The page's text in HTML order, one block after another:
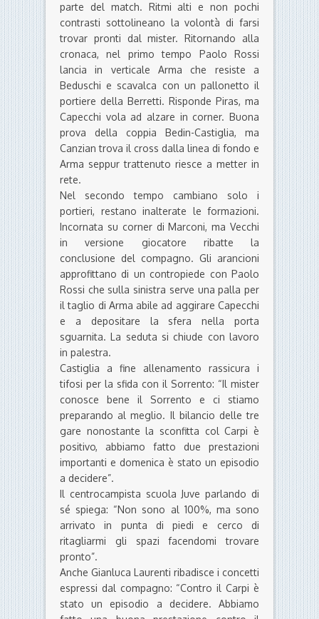
parte del match. Ritmi alti e non pochi
contrasti sottolineano la volontà di farsi
trovar pronti dal mister. Ritornando alla
cronaca, nel primo tempo Paolo Rossi
lancia in verticale Arma che resiste a
Beduschi e scavalca con un pallonetto il
portiere della Berretti. Risponde Piras, ma
Capecchi vola ad alzare in corner. Buona
prova della coppia Bedin-Castiglia, ma
Canzian trova il cross dalla linea di fondo e
Arma seppur trattenuto riesce a metter in
rete.
Nel secondo tempo cambiano solo i
portieri, restano inalterate le formazioni.
Incornata su corner di Marconi, ma Vecchi
in versione giocatore ribatte la
conclusione del compagno. Gli arancioni
approfittano di un contropiede con Paolo
Rossi che sulla sinistra serve una palla per
il taglio di Arma abile ad aggirare Capecchi
e a depositare la sfera nella porta
sguarnita. La seduta si chiude con lavoro
in palestra.
Castiglia a fine allenamento rassicura i
tifosi per la sfida con il Sorrento: “Il mister
conosce bene il Sorrento e ci stiamo
preparando al meglio. Il bilancio delle tre
gare nonostante la sconfitta col Carpi è
positivo, abbiamo fatto due prestazioni
importanti e domenica è stato un episodio
a decidere”.
Il centrocampista scuola Juve parlando di
sé spiega: “Non sono al 100%, ma sono
arrivato in punta di piedi e cerco di
ritagliarmi gli spazi facendomi trovare
pronto”.
Anche Gianluca Laurenti ribadisce i concetti
espressi dal compagno: “Contro il Carpi è
stato un episodio a decidere. Abbiamo